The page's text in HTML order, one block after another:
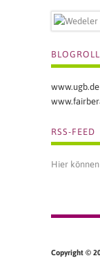
BLOGROLL
www.ugb.de
RSS-FEED
Hier
Copyright ©